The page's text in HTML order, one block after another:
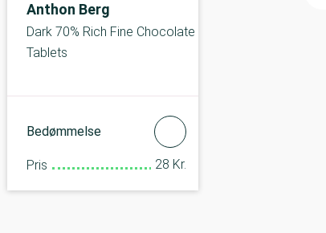
Anthon Berg
Dark 70% Rich Fine Chocolate
Tablets
Bedømmelse
Pris 28 Kr.